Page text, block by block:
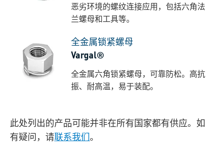
恶劣环境的螺纹连接应用，包括六角法
兰螺母和工具等。
全金属锁紧螺母
Vargal®
全金属六角锁紧螺母，可靠防松。高抗
振、耐高温，易于装配。
此处列出的产品可能并非在所有国家都有供应。如
有疑问，请联系我们。